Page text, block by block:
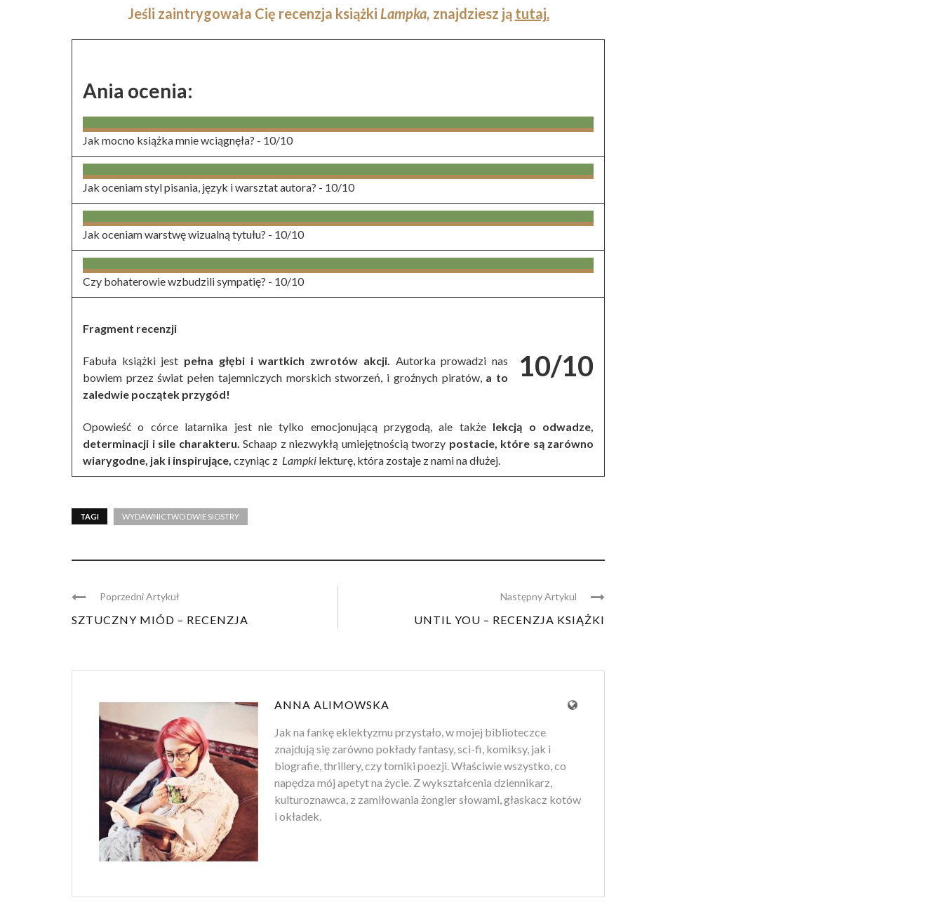
Jeśli zaintrygowała Cię recenzja książki Lampka, znajdziesz ją tutaj.
Ania ocenia:
Jak mocno książka mnie wciągnęła? - 10/10
Jak oceniam styl pisania, język i warsztat autora? - 10/10
Jak oceniam warstwę wizualną tytułu? - 10/10
Czy bohaterowie wzbudzili sympatię? - 10/10
10/10
Fragment recenzji
Fabuła książki jest pełna głębi i wartkich zwrotów akcji. Autorka prowadzi nas
bowiem przez świat pełen tajemniczych morskich stworzeń, i groźnych piratów,a to
zaledwie początek przygód!
Opowieść o córce latarnika jest nie tylko emocjonującą przygodą, ale także lekcją o odwadze,
determinacji i sile charakteru. Schaap z niezwykłą umiejętnością tworzy postacie, które są zarówno
wiarygodne, jak i inspirujące, czyniąc z Lampki lekturę, która zostaje z nami na dłużej.
TAGI WYDAWNICTWO DWIE SIOSTRY
Poprzedni Artykuł
SZTUCZNY MIÓD – RECENZJA
Następny Artykul
UNTIL YOU – RECENZJA KSIĄŻKI
ANNA ALIMOWSKA
Jak na fankę eklektyzmu przystało, w mojej biblioteczce
znajdują się zarówno pokłady fantasy, sci-fi, komiksy, jak i
biografie, thrillery, czy tomiki poezji. Właściwie wszystko, co
napędza mój apetyt na życie. Z wykształcenia dziennikarz,
kulturoznawca, z zamiłowania żongler słowami, głaskacz kotów
i okładek.